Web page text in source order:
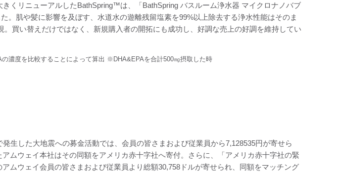
くリニューアルしたBathSpring™は、「BathSpring バスルーム浄水器 マイクロナノバブ
。肌や髪に影響を及ぼす、水道水の遊離残留塩素を99%以上除去する浄水性能はそのま
。買い替えだけではなく、新規購入者の開拓にも成功し、好調な売上の好調を維持してい
濃度を比較することによって算出 ※DHA&EPAを合計500㎎摂取した時
生した大地震への募金活動では、会員の皆さまおよび従業員から7,128535円が寄せら
ムウェイ本社はその同額をアメリカ赤十字社へ寄付。さらに、「アメリカ赤十字社の緊
ムウェイ会員の皆さまおよび従業員より総額30,758ドルが寄せられ、同額をマッチング